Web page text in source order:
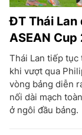
ĐT Thái
ASEAN
Thái Lan tiếp tục
khi vượt qua
vòng bảng diễn
nối dài mạch
ở ngôi đầu bảng.